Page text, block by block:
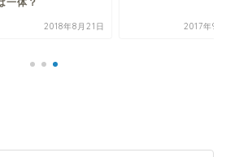
2017年9月23日
り）に参加したくて